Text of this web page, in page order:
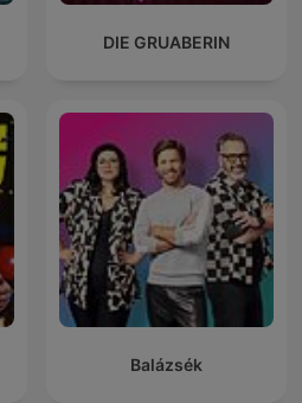
DIE GRUABERIN
Balázsék